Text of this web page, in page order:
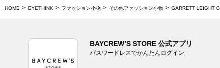
HOME EYETHINK ファッション小物 その他ファッション小物 GARRETT LEIGHT
BAYCREW’S STORE 公式アプリ
パスワードレスでかんたんログイン